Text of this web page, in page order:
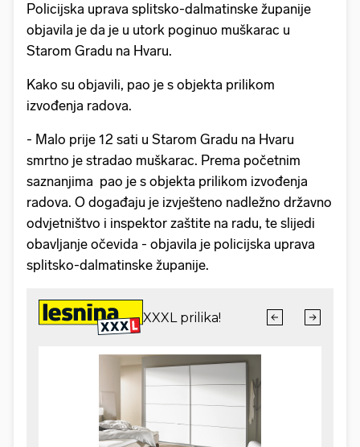
Policijska uprava splitsko-dalmatinske županije
objavila je da je u utork poginuo muškarac u
Starom Gradu na Hvaru.
Kako su objavili, pao je s objekta prilikom
izvođenja radova.
- Malo prije 12 sati u Starom Gradu na Hvaru
smrtno je stradao muškarac. Prema početnim
saznanjima pao je s objekta prilikom izvođenja
radova. O događaju je izvješteno nadležno državno
odvjetništvo i inspektor zaštite na radu, te slijedi
obavljanje očevida - objavila je policijska uprava
splitsko-dalmatinske županije.